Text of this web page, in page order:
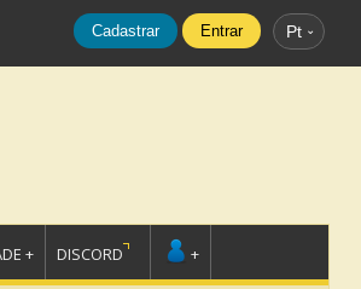
Cadastrar Entrar Pt
+ DISCORD +